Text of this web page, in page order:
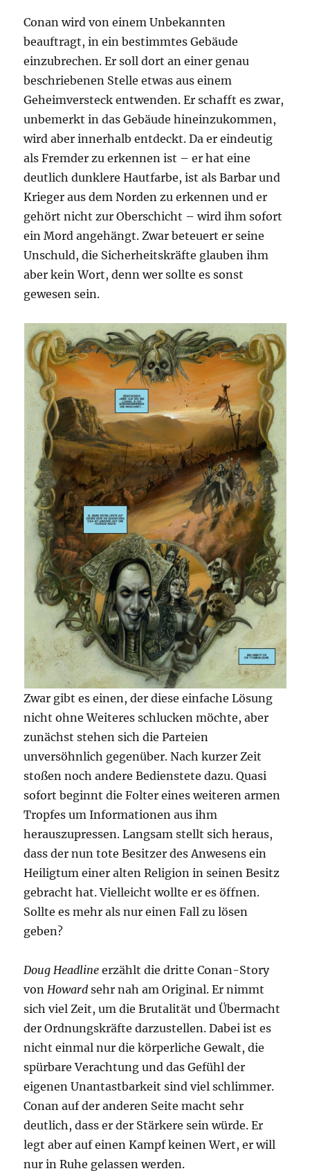
Conan wird von einem Unbekannten
beauftragt, in ein bestimmtes Gebäude
einzubrechen. Er soll dort an einer genau
beschriebenen Stelle etwas aus einem
Geheimversteck entwenden. Er schafft es zwar,
unbemerkt in das Gebäude hineinzukommen,
wird aber innerhalb entdeckt. Da er eindeutig
als Fremder zu erkennen ist – er hat eine
deutlich dunklere Hautfarbe, ist als Barbar und
Krieger aus dem Norden zu erkennen und er
gehört nicht zur Oberschicht – wird ihm sofort
ein Mord angehängt. Zwar beteuert er seine
Unschuld, die Sicherheitskräfte glauben ihm
aber kein Wort, denn wer sollte es sonst
gewesen sein.
Zwar gibt es einen, der diese einfache Lösung
nicht ohne Weiteres schlucken möchte, aber
zunächst stehen sich die Parteien
unversöhnlich gegenüber. Nach kurzer Zeit
stoßen noch andere Bedienstete dazu. Quasi
sofort beginnt die Folter eines weiteren armen
Tropfes um Informationen aus ihm
herauszupressen. Langsam stellt sich heraus,
dass der nun tote Besitzer des Anwesens ein
Heiligtum einer alten Religion in seinen Besitz
gebracht hat. Vielleicht wollte er es öffnen.
Sollte es mehr als nur einen Fall zu lösen
geben?
Doug Headline erzählt die dritte Conan-Story
von Howard sehr nah am Original. Er nimmt
sich viel Zeit, um die Brutalität und Übermacht
der Ordnungskräfte darzustellen. Dabei ist es
nicht einmal nur die körperliche Gewalt, die
spürbare Verachtung und das Gefühl der
eigenen Unantastbarkeit sind viel schlimmer.
Conan auf der anderen Seite macht sehr
deutlich, dass er der Stärkere sein würde. Er
legt aber auf einen Kampf keinen Wert, er will
nur in Ruhe gelassen werden.